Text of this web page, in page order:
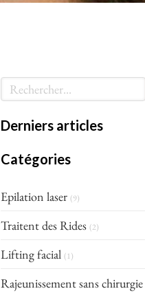
Rechercher
Derniers articles
Catégories
Epilation laser (9)
Traitent des Rides (2)
Lifting facial (1)
Rajeunissement sans chirurgie